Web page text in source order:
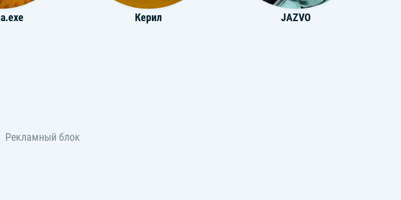
Керил JAZVO